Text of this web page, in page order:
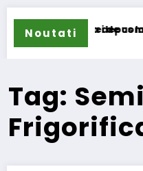
Noutati
schemei de
STB a depus la
Tag: